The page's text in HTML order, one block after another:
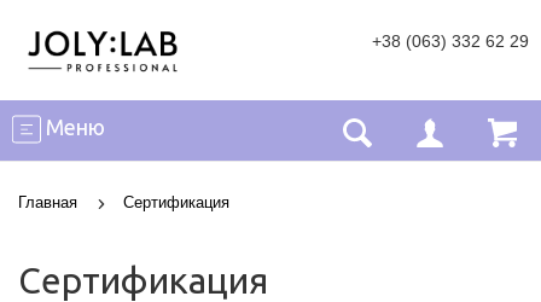
+38 (063) 332 62 29
Меню
Главная Сертификация
Сертификация